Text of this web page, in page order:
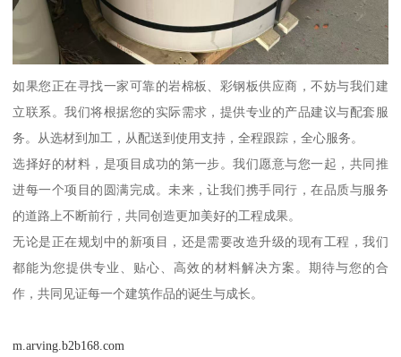
如果您正在寻找一家可靠的岩棉板、彩钢板供应商，不妨与我们建
立联系。我们将根据您的实际需求，提供专业的产品建议与配套服
务。从选材到加工，从配送到使用支持，全程跟踪，全心服务。
选择好的材料，是项目成功的第一步。我们愿意与您一起，共同推
进每一个项目的圆满完成。未来，让我们携手同行，在品质与服务
的道路上不断前行，共同创造更加美好的工程成果。
无论是正在规划中的新项目，还是需要改造升级的现有工程，我们
都能为您提供专业、贴心、高效的材料解决方案。期待与您的合
作，共同见证每一个建筑作品的诞生与成长。
m.arving.b2b168.com